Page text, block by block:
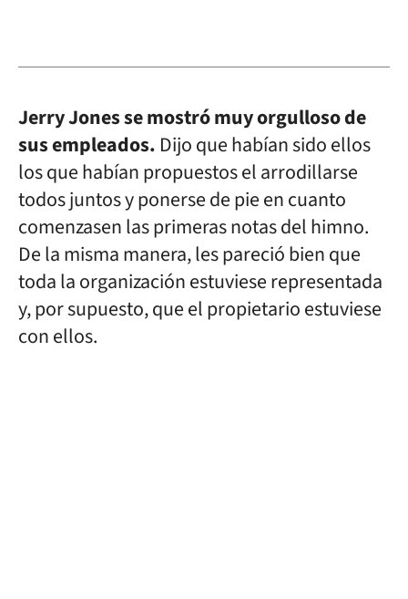
Jerry Jones se mostró muy orgulloso de
sus empleados. Dijo que habían sido ellos
los que habían propuestos el arrodillarse
todos juntos y ponerse de pie en cuanto
comenzasen las primeras notas del himno.
De la misma manera, les pareció bien que
toda la organización estuviese representada
y, por supuesto, que el propietario estuviese
con ellos.